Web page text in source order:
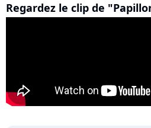
Regardez le clip de